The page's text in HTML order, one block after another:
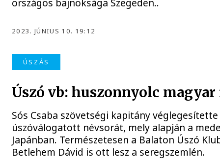
2023. JÚNIUS 10. 19:12
ÚSZÁS
Úszó vb: huszonnyolc
Sós Csaba szövetségi kapitány
úszóválogatott névsorát, mely alapján a
Japánban. Természetesen a Balaton Úszó
Betlehem Dávid is ott lesz a seregszemlén.